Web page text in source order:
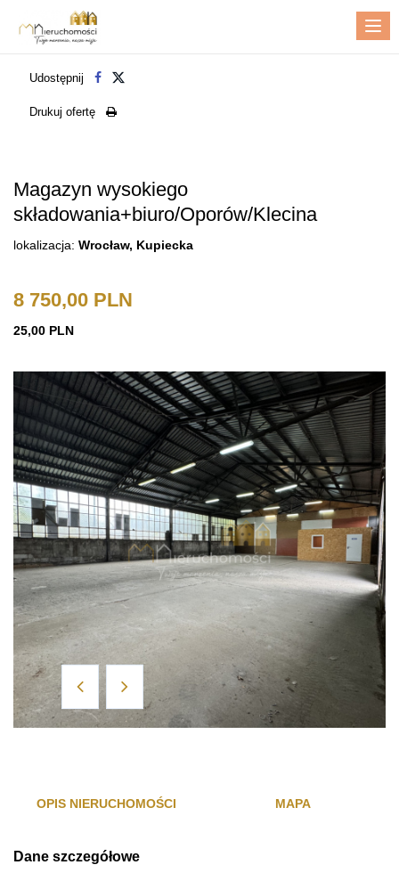
Udostępnij
Drukuj ofertę
Magazyn wysokiego
składowania+biuro/Oporów/Klecina
lokalizacja: Wrocław, Kupiecka
8 750,00 PLN
25,00 PLN
OPIS NIERUCHOMOŚCI MAPA
Dane szczegółowe